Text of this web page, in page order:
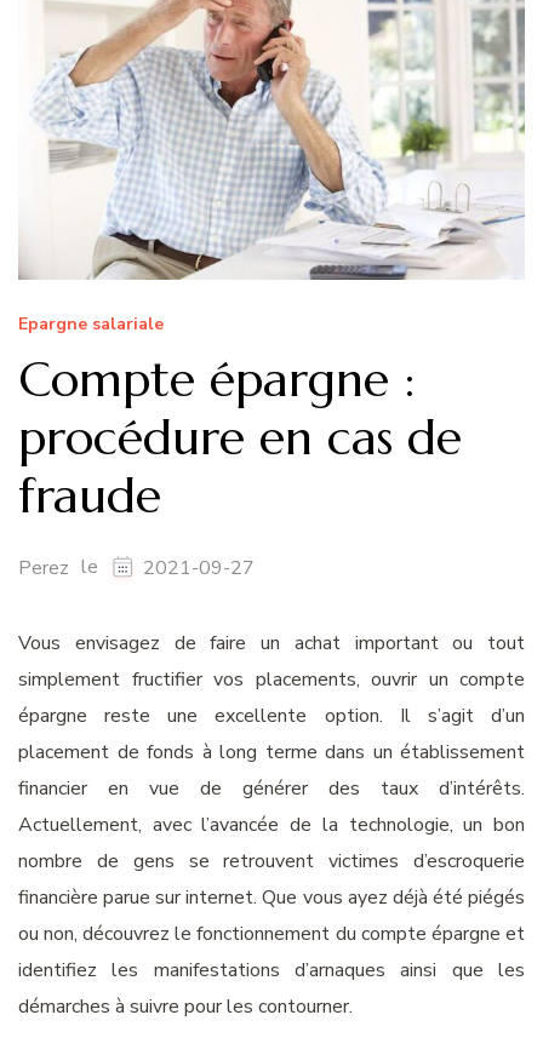
Epargne salariale
Compte épargne :
procédure en cas de
fraude
Perez le 2021-09-27
Vous envisagez de faire un achat important ou tout
simplement fructifier vos placements, ouvrir un compte
épargne reste uneexcellente option. Il s’agit d’un
placement de fonds à long terme dans un établissement
financier en vue de générer des taux d’intérêts.
Actuellement, avec l’avancée de la technologie, un bon
nombre de gens seretrouvent victimes d’escroquerie
financière parue sur internet. Que vous ayez déjà étépiégés
ou non, découvrez le fonctionnement du compte épargne et
identifiez les manifestations d’arnaques ainsi que les
démarches à suivre pour les contourner.